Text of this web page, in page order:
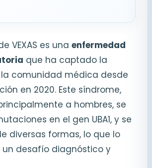
VEXAS es una enfermedad
que ha captado la
comunidad médica desde
en 2020. Este síndrome,
a hombres, se
en el gen UBA1, y se
diversas formas, lo que lo
un desafío diagnóstico y